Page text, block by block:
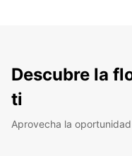
Descubre la
ti
Aprovecha la